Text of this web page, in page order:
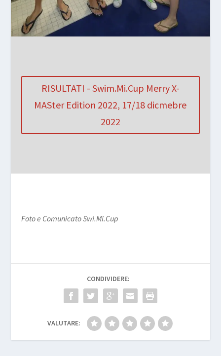
RISULTATI - Swim.Mi.Cup Merry X-
MASter Edition 2022, 17/18 dicmebre
2022
Foto e Comunicato Swi.Mi.Cup
CONDIVIDERE:
VALUTARE: